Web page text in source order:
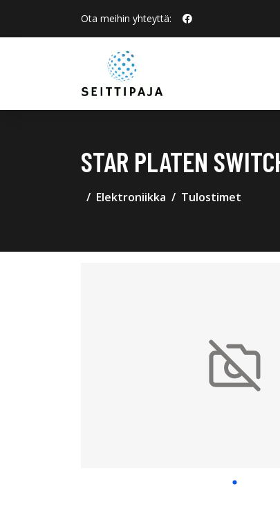
Ota meihin yhteyttä:
STAR PLATEN
Elektroniikka Tulostimet